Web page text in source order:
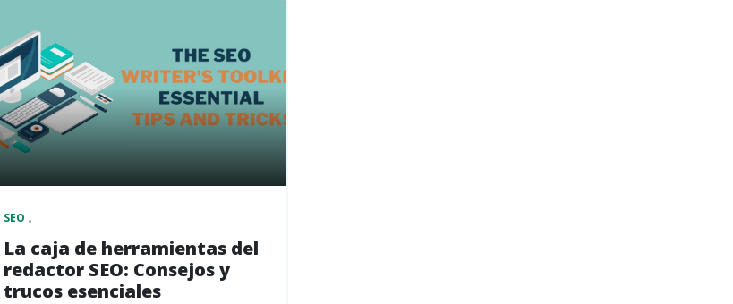
SEO
La caja de herramientas del
redactor SEO: Consejos y
trucos esenciales